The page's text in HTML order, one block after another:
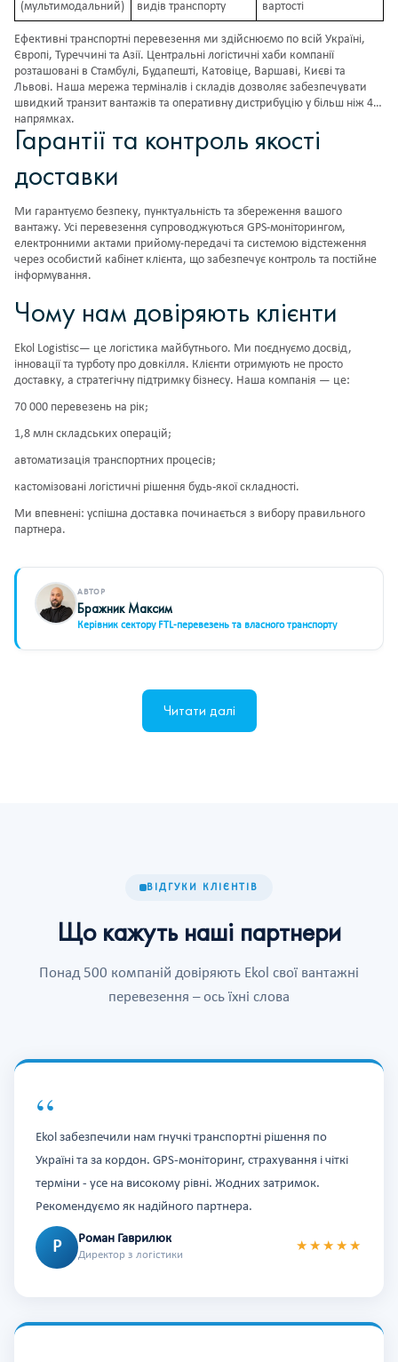
(мультимодальний) видів транспорту вартості
Ефективні транспортні перевезення ми здійснюємо по всій Україні,
Європі, Туреччині та Азії. Центральні логістичні хаби компанії
розташовані в Стамбулі, Будапешті, Катовіце, Варшаві, Києві та
Львові. Наша мережа терміналів і складів дозволяє забезпечувати
швидкий транзит вантажів та оперативну дистрибуцію у більш ніж 40
напрямках.
Гарантії та контроль якості
доставки
Ми гарантуємо безпеку, пунктуальність та збереження вашого
вантажу. Усі перевезення супроводжуються GPS-моніторингом,
електронними актами прийому-передачі та системою відстеження
через особистий кабінет клієнта, що забезпечує контроль та постійне
інформування.
Чому нам довіряють клієнти
Ekol Logistisc— це логістика майбутнього. Ми поєднуємо досвід,
інновації та турботу про довкілля. Клієнти отримують не просто
доставку, а стратегічну підтримку бізнесу. Наша компанія — це:
70 000 перевезень на рік;
1,8 млн складських операцій;
автоматизація транспортних процесів;
кастомізовані логістичні рішення будь-якої складності.
Ми впевнені: успішна доставка починається з вибору правильного
партнера.
АВТОР
Бражник Максим
Керівник сектору FTL-перевезень та власного транспорту
Читати далі
ВІДГУКИ КЛІЄНТІВ
Що кажуть наші партнери
Понад 500 компаній довіряють Ekol свої вантажні
перевезення – ось їхні слова
“
Ekol забезпечили нам гнучкі транспортні рішення по
Україні та за кордон. GPS-моніторинг, страхування і чіткі
терміни - усе на високому рівні. Жодних затримок.
Рекомендуємо як надійного партнера.
Р Роман Гаврилюк
Директор з логістики
★★★★★